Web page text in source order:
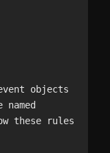
objects
these rules